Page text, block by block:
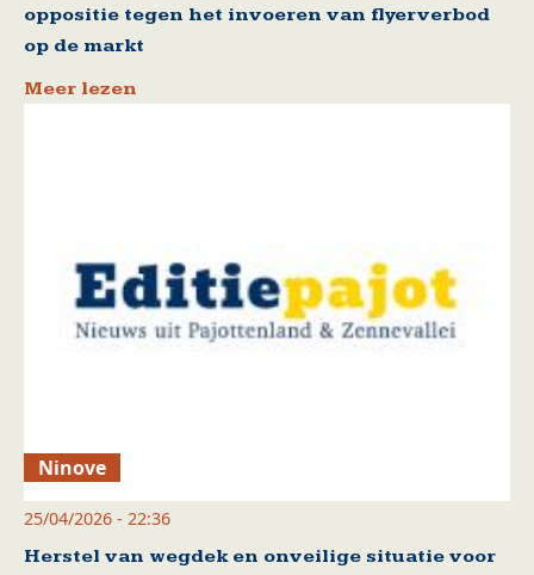
oppositie tegen het invoeren van flyerverbod
op de markt
Meer lezen
Ninove
25/04/2026 - 22:36
Herstel van wegdek en onveilige situatie voor